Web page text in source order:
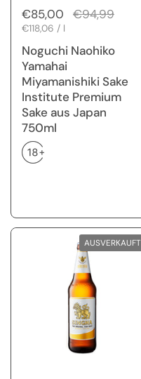
Regulärer Preis
€85,00 Sale-Preis
€94,99
Stückpreis
€118,06 / l
Noguchi Naohiko
Yamahai
Miyamanishiki Sake
Institute Premium
Sake aus Japan
750ml
AUSVERKAUFT